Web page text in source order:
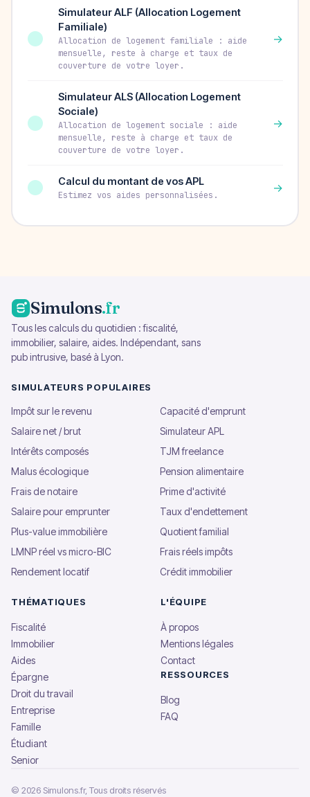
Simulateur ALF (Allocation Logement
Familiale)
Allocation de logement familiale : aide
mensuelle, reste à charge et taux de
couverture de votre loyer.
→
Simulateur ALS (Allocation Logement
Sociale)
Allocation de logement sociale : aide
mensuelle, reste à charge et taux de
couverture de votre loyer.
→
Calcul du montant de vos APL
Estimez vos aides personnalisées.
→
Simulons.fr
Tous les calculs du quotidien : fiscalité,
immobilier, salaire, aides. Indépendant, sans
pub intrusive, basé à Lyon.
SIMULATEURS POPULAIRES
Impôt sur le revenu
Capacité d'emprunt
Salaire net / brut
Simulateur APL
Intérêts composés
TJM freelance
Malus écologique
Pension alimentaire
Frais de notaire
Prime d'activité
Salaire pour emprunter
Taux d'endettement
Plus-value immobilière
Quotient familial
LMNP réel vs micro-BIC
Frais réels impôts
Rendement locatif
Crédit immobilier
THÉMATIQUES
Fiscalité
Immobilier
Aides
Épargne
Droit du travail
Entreprise
Famille
Étudiant
Senior
L'ÉQUIPE
À propos
Mentions légales
Contact
RESSOURCES
Blog
FAQ
© 2026 Simulons.fr, Tous droits réservés